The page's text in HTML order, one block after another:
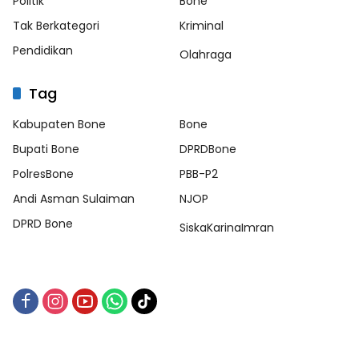
Tak Berkategori
Kriminal
Pendidikan
Olahraga
Tag
Kabupaten Bone
Bone
Bupati Bone
DPRDBone
PolresBone
PBB-P2
Andi Asman Sulaiman
NJOP
DPRD Bone
SiskaKarinaImran